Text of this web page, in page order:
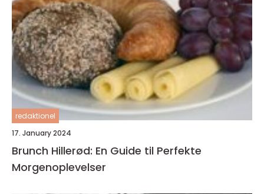
redaktionel
17. January 2024
Brunch Hillerød: En Guide til Perfekte
Morgenoplevelser